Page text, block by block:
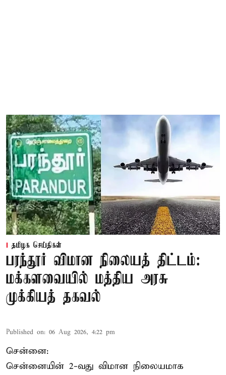
தமிழக செய்திகள்
பரந்தூர் விமான நிலையத் திட்டம்:
மக்களவையில் மத்திய அரசு
முக்கியத் தகவல்
Published on: 06 Aug 2026, 4:22 pm
சென்னை:
சென்னையின் 2-வது விமான நிலையமாக